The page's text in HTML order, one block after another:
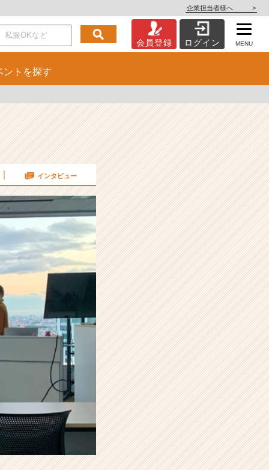
企業担当者様へ >
会員登録 ログイン MENU
ント を探す
インタビュー